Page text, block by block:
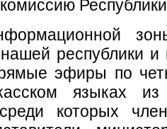
республики и
эфиры по
языках из
которых